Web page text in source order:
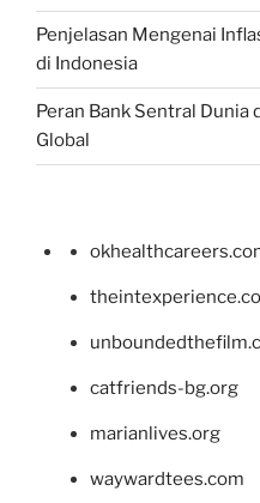
Penjelasan Mengenai
di Indonesia
Peran Bank Sentral Dunia
Global
catfriends-bg.org
marianlives.org
waywardtees.com